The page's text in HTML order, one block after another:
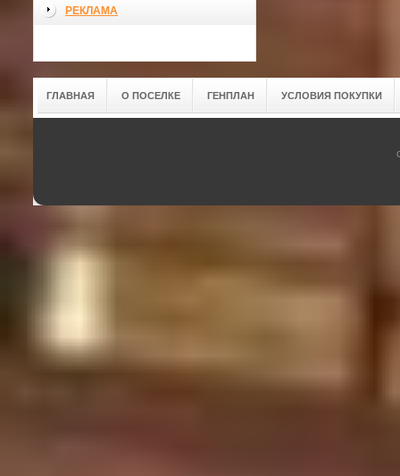
РЕКЛАМА
ГЛАВНАЯ О ПОСЕЛКЕ ГЕНПЛАН УСЛОВИЯ ПОКУПКИ